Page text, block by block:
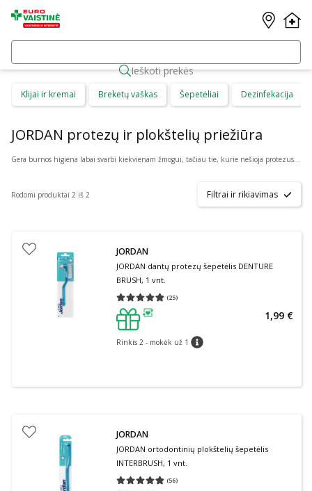
Ieškoti prekės
Klijai ir kremai Breketų vaškas Šepetėliai Dezinfekacija
JORDAN protezų ir plokštelių priežiūra
Gera burnos higiena labai svarbi kiekvienam žmogui, tačiau tie, kurie nešioja protezus ar plokšteles tam turi skirti ypatingą dėmesį. Internetinėje vaistinėje patrauklia kaina galite internetu, net neišėję iš namų ar kitos, sau patogios vietos pirkti COREGA, CURAPROX, JORDAN, GUM, PROTEFIX ir kitų gamintojų protezų ir plokštelių priežiūros priemones.
Rodomi produktai 2 iš 2 Filtrai ir rikiavimas
JORDAN
JORDAN dantų protezų šepetėlis DENTURE
BRUSH, 1 vnt.
(25)
Vidutinis įvertinimas 4.80
patarimas
Rinkis 2 - mokėk už 1 patarimas
1,99 €
JORDAN
JORDAN ortodontinių plokštelių šepetėlis
INTERBRUSH, 1 vnt.
(56)
Vidutinis įvertinimas 4.80